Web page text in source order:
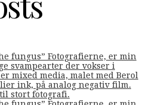
fungus” Fotografierne, er min
svampearter der vokser i
mixed media, malet med Berol
ink, på analog negativ film.
stort fotografi.